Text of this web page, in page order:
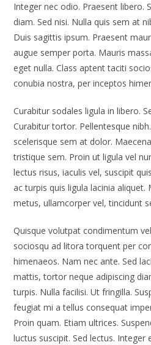
Integer nec odio. Praesent libero.
diam. Sed nisi. Nulla quis sem at
Duis sagittis ipsum. Praesent
augue semper porta. Mauris
eget nulla. Class aptent taciti
conubia nostra, per inceptos
Curabitur sodales ligula in libero.
Curabitur tortor. Pellentesque
scelerisque sem at dolor.
tristique sem. Proin ut ligula vel
lectus risus, iaculis vel, suscipit
ac turpis quis ligula lacinia aliquet.
metus, ullamcorper vel, tincidunt
Quisque volutpat condimentum
sociosqu ad litora torquent per
himenaeos. Nam nec ante. Sed
mattis, tortor neque adipiscing
turpis. Nulla facilisi. Ut fringilla.
feugiat mi a tellus consequat
Proin quam. Etiam ultrices.
luctus suscipit. Sed lectus. Integer